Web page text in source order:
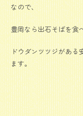
なので、
豊岡なら出石そばを食
ドウダンツツジがある
ます。